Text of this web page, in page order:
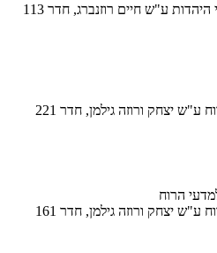
ע"ש חיים רוזנברג, חדר 113
ע"ש יצחק ורוזה גילמן, חדר 221
הרוח
ע"ש יצחק ורוזה גילמן, חדר 161